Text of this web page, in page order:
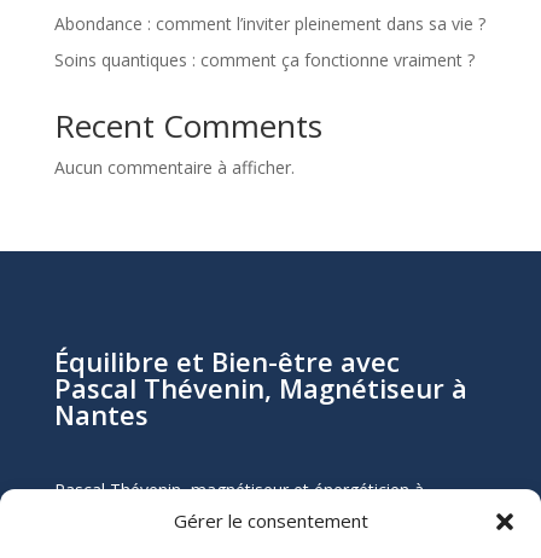
Gérer le consentement
Abondance : comment l’inviter pleinement dans sa vie ?
Soins quantiques : comment ça fonctionne vraiment ?
Recent Comments
Aucun commentaire à afficher.
Équilibre et Bien-être avec
Pascal Thévenin, Magnétiseur à
Nantes
Pascal Thévenin, magnétiseur et énergéticien à
Nantes, vous accompagne vers un mieux-être durable